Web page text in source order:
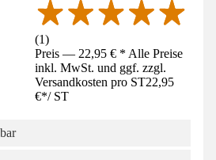
(1)
Preis — 22,95 € * Alle Preise
inkl. MwSt. und ggf. zzgl.
Versandkosten pro ST22,95
€*/ ST